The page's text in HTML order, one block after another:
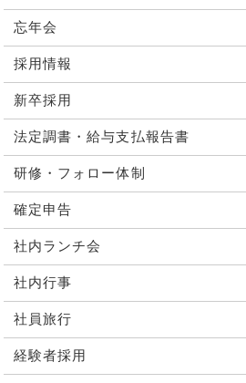
忘年会
採用情報
新卒採用
法定調書・給与支払報告書
研修・フォロー体制
確定申告
社内ランチ会
社内行事
社員旅行
経験者採用